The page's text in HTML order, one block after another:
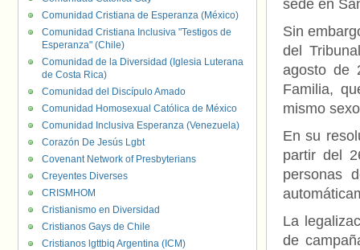
sede en
Sin
del
agosto de
Familia,
mismo
En su
partir del
personas
La
de
Comunidad Cristiana de Esperanza (México)
Comunidad Cristiana Inclusiva "Testigos de
Esperanza" (Chile)
Comunidad de la Diversidad (Iglesia Luterana
de Costa Rica)
Comunidad del Discípulo Amado
Comunidad Homosexual Católica de México
Comunidad Inclusiva Esperanza (Venezuela)
Corazón De Jesús Lgbt
Covenant Network of Presbyterians
Creyentes Diverses
CRISMHOM
Cristianismo en Diversidad
Cristianos Gays de Chile
Cristianos lgttbiq Argentina (ICM)